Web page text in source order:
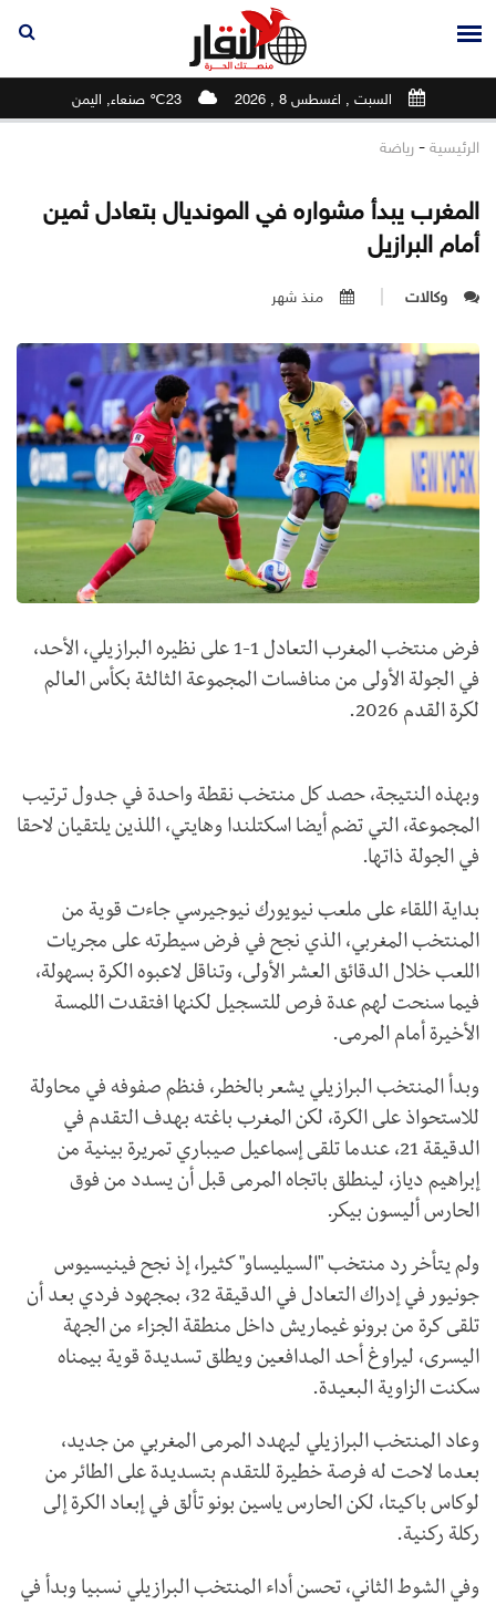
السبت , اغسطس 8 , 2026 23℃ صنعاء, اليمن
الرئيسية - رياضة
المغرب يبدأ مشواره في المونديال بتعادل ثمين
أمام البرازيل
وكالات منذ شهر
فرض منتخب المغرب التعادل 1-1 على نظيره البرازيلي، الأحد،
في الجولة الأولى من منافسات المجموعة الثالثة بكأس العالم
لكرة القدم 2026.
وبهذه النتيجة، حصد كل منتخب نقطة واحدة في جدول ترتيب
المجموعة، التي تضم أيضا اسكتلندا وهايتي، اللذين يلتقيان لاحقا
في الجولة ذاتها.
بداية اللقاء على ملعب نيويورك نيوجيرسي جاءت قوية من
المنتخب المغربي، الذي نجح في فرض سيطرته على مجريات
اللعب خلال الدقائق العشر الأولى، وتناقل لاعبوه الكرة بسهولة،
فيما سنحت لهم عدة فرص للتسجيل لكنها افتقدت اللمسة
الأخيرة أمام المرمى.
وبدأ المنتخب البرازيلي يشعر بالخطر، فنظم صفوفه في محاولة
للاستحواذ على الكرة، لكن المغرب باغته بهدف التقدم في
الدقيقة 21، عندما تلقى إسماعيل صيباري تمريرة بينية من
إبراهيم دياز، لينطلق باتجاه المرمى قبل أن يسدد من فوق
الحارس أليسون بيكر.
ولم يتأخر رد منتخب "السيليساو" كثيرا، إذ نجح فينيسيوس
جونيور في إدراك التعادل في الدقيقة 32، بمجهود فردي بعد أن
تلقى كرة من برونو غيماريش داخل منطقة الجزاء من الجهة
اليسرى، ليراوغ أحد المدافعين ويطلق تسديدة قوية بيمناه
سكنت الزاوية البعيدة.
وعاد المنتخب البرازيلي ليهدد المرمى المغربي من جديد،
بعدما لاحت له فرصة خطيرة للتقدم بتسديدة على الطائر من
لوكاس باكيتا، لكن الحارس ياسين بونو تألق في إبعاد الكرة إلى
ركلة ركنية.
وفي الشوط الثاني، تحسن أداء المنتخب البرازيلي نسبيا وبدأ في